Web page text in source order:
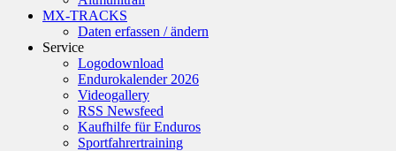
MX-TRACKS
Daten erfassen / ändern
Service
Logodownload
Endurokalender 2026
Videogallery
RSS Newsfeed
Kaufhilfe für Enduros
Sportfahrertraining